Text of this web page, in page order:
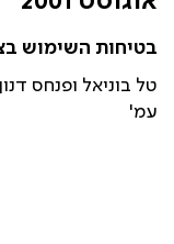
בטיחות השימוש
טל בוניאל ופנחס
עמ'